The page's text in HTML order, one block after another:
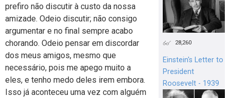
prefiro não discutir à custo da nossa
amizade. Odeio discutir; não consigo
argumentar e no final sempre acabo
chorando. Odeio pensar em discordar
dos meus amigos, mesmo que
necessário, pois me apego muito a
eles, e tenho medo deles irem embora.
Isso já aconteceu uma vez com alguém
28,260
Einstein's Letter to
President
Roosevelt - 1939